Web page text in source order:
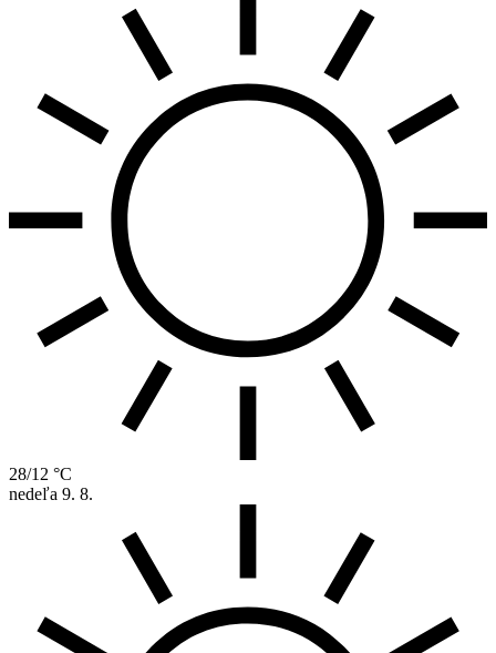
28/12 °C
nedeľa 9. 8.